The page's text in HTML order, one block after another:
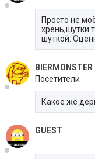
Просто не
хрень,шутки
шуткой.
BIERMONSTER
Посетители
Какое же
GUEST